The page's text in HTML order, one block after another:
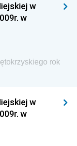
i Finansów
Górniczego
Transportu
i Rozwoju
Archiwów
w
w
rok
w
w